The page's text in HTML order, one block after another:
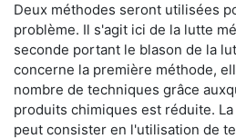
Deux méthodes seront utilisées
problème. Il s'agit ici de la lutte
seconde portant le blason de la
concerne la première méthode,
nombre de techniques grâce
produits chimiques est réduite.
peut consister en l'utilisation de